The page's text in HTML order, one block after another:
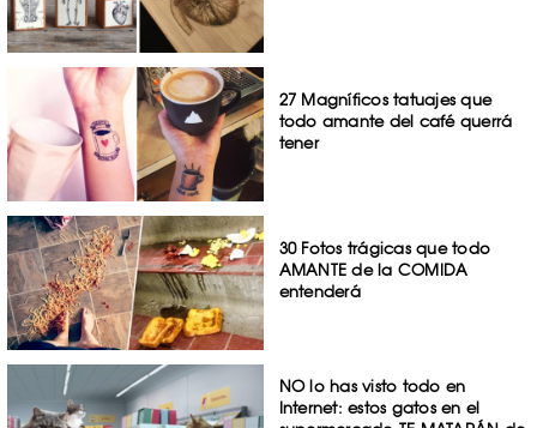
27 Magníficos tatuajes que
todo amante del café querrá
tener
30 Fotos trágicas que todo
AMANTE de la COMIDA
entenderá
NO lo has visto todo en
Internet: estos gatos en el